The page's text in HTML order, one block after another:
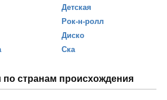
Детская
Рок-н-ролл
Диско
Ска
по странам происхождения